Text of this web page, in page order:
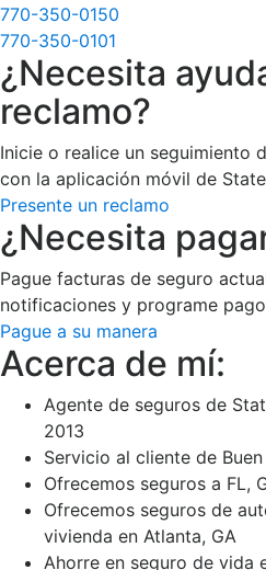
770-350-0150
770-350-0101
¿Necesita
reclamo?
Inicie o realice un seguimiento
con la aplicación móvil de
Presente un reclamo
¿Necesita
Pague facturas de seguro
notificaciones y programe
Pague a su manera
Acerca de mí:
Agente de seguros de
2013
Servicio al cliente de
Ofrecemos seguros a FL,
Ofrecemos seguros de
vivienda en Atlanta, GA
Ahorre en seguro de vida